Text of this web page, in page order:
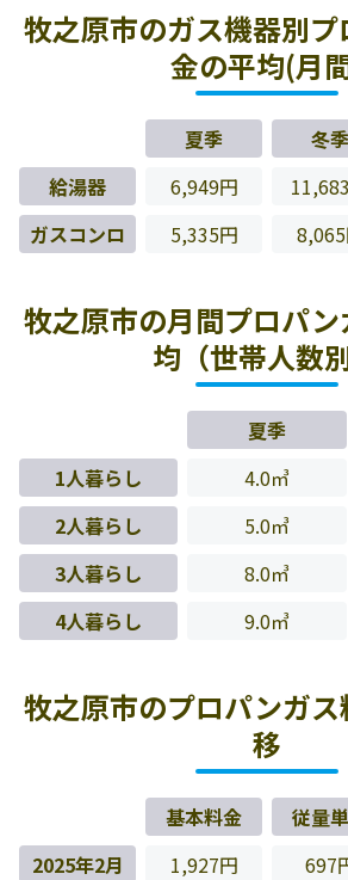
牧之原市のガス機器別
金の平均(月
夏季 冬季
給湯器
6,949円
ガスコンロ
5,335円
牧之原市の月間プロパ
均（世帯人数別
夏季
1人暮らし
4.0㎥
2人暮らし
5.0㎥
3人暮らし
8.0㎥
4人暮らし
9.0㎥
牧之原市のプロパンガ
移
基本料金 従量
2025年2月
1,927円 697